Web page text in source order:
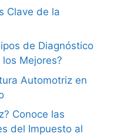
Clave de la
de Diagnóstico
Mejores?
Automotriz en
Conoce las
del Impuesto al